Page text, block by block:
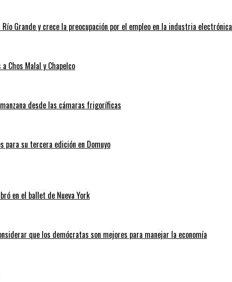
Grande y crece la preocupación por el empleo en la industria electrónica
Chos Malal y Chapelco
desde las cámaras frigoríficas
para su tercera edición en Domuyo
en el ballet de Nueva York
que los demócratas son mejores para manejar la economía